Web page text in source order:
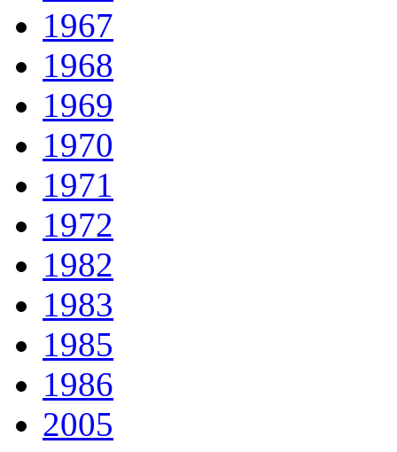
1967
1968
1969
1970
1971
1972
1982
1983
1985
1986
2005